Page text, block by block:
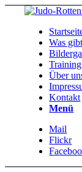
Was
Training
Über
Kontakt
Menü
Mail
Flickr